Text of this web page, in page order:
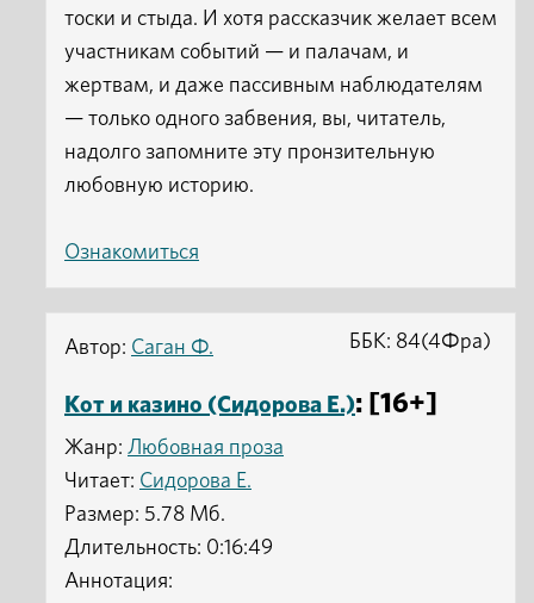
тоски и стыда. И хотя рассказчик желает всем
участникам событий — и палачам, и
жертвам, и даже пассивным наблюдателям
— только одного забвения, вы, читатель,
надолго запомните эту пронзительную
любовную историю.
Ознакомиться
Автор: Саган Ф.
Кот и казино (Сидорова Е.): [16+]
Жанр: Любовная проза
Читает: Сидорова Е.
ББК: 84(4Фра)
Размер: 5.78 Мб.
Длительность: 0:16:49
Аннотация: